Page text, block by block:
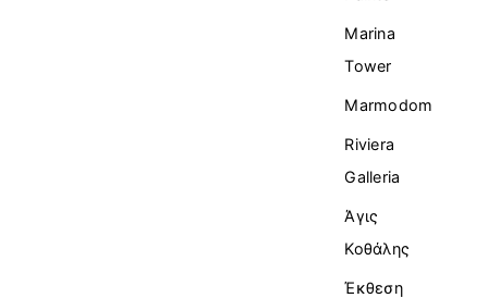
Marina
Tower
Marmodom
Riviera
Galleria
Άγις
Κοθάλης
Έκθεση